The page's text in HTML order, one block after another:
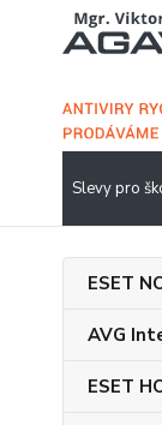
Slevy pro
ESET
AVG
ESET